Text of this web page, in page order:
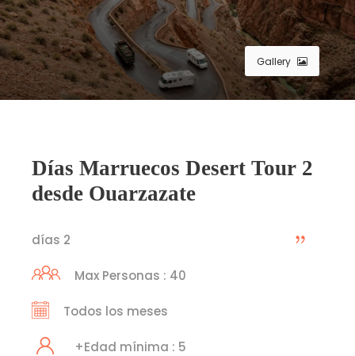
Gallery
2 Días Marruecos Dеsеrt Tour
desde Ouarzazatе
2 días
Max Personas : 40
Todos los meses
Edad mínima : 5+